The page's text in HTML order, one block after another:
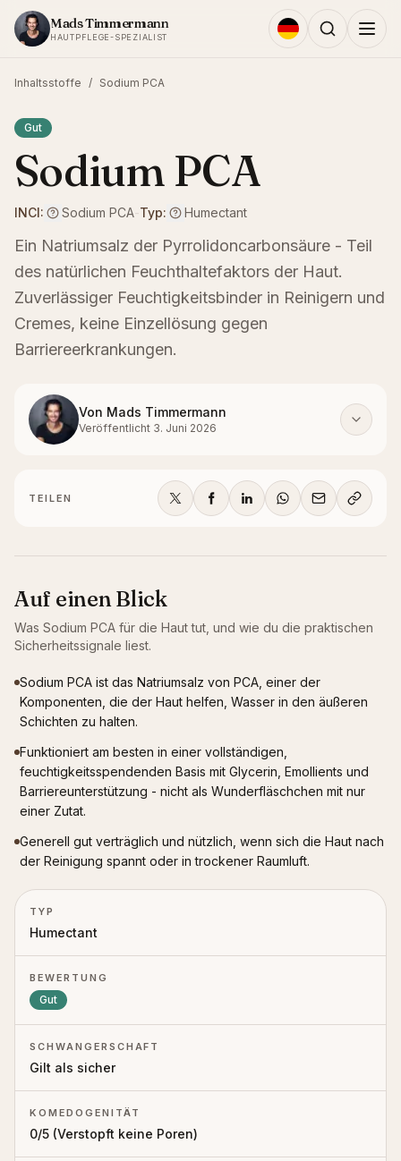
Zum Inhalt springen
Mads Timmermann
HAUTPFLEGE-SPEZIALIST
Inhaltsstoffe / Sodium PCA
Gut
Sodium PCA
INCI: Sodium PCA-Typ: Humectant
Ein Natriumsalz der Pyrrolidoncarbonsäure - Teil
des natürlichen Feuchthaltefaktors der Haut.
Zuverlässiger Feuchtigkeitsbinder in Reinigern und
Cremes, keine Einzellösung gegen
Barriereerkrankungen.
Von Mads Timmermann
Veröffentlicht 3. Juni 2026
TEILEN
Auf einen Blick
Was Sodium PCA für die Haut tut, und wie du die praktischen
Sicherheitssignale liest.
Sodium PCA ist das Natriumsalz von PCA, einer der
Komponenten, die der Haut helfen, Wasser in den äußeren
Schichten zu halten.
Funktioniert am besten in einer vollständigen,
feuchtigkeitsspendenden Basis mit Glycerin, Emollients und
Barriereunterstützung - nicht als Wunderfläschchen mit nur
einer Zutat.
Generell gut verträglich und nützlich, wenn sich die Haut nach
der Reinigung spannt oder in trockener Raumluft.
TYP
Humectant
BEWERTUNG
Gut
SCHWANGERSCHAFT
Gilt als sicher
KOMEDOGENITÄT
0/5 (Verstopft keine Poren)